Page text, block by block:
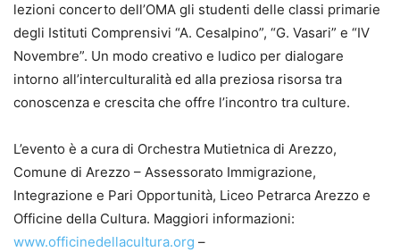
lezioni concerto dell’OMA gli studenti delle classi primarie
degli Istituti Comprensivi “A. Cesalpino”, “G. Vasari” e “IV
Novembre”. Un modo creativo e ludico per dialogare
intorno all’interculturalità ed alla preziosa risorsa tra
conoscenza e crescita che offre l’incontro tra culture.
L’evento è a cura di Orchestra Mutietnica di Arezzo,
Comune di Arezzo – Assessorato Immigrazione,
Integrazione e Pari Opportunità, Liceo Petrarca Arezzo e
Officine della Cultura. Maggiori informazioni:
www.officinedellacultura.org –